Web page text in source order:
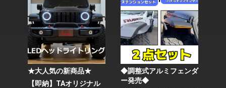
★大人気の新商品★
【即納】TAオリジナル
◆調整式アルミフェンダ
ー発売◆